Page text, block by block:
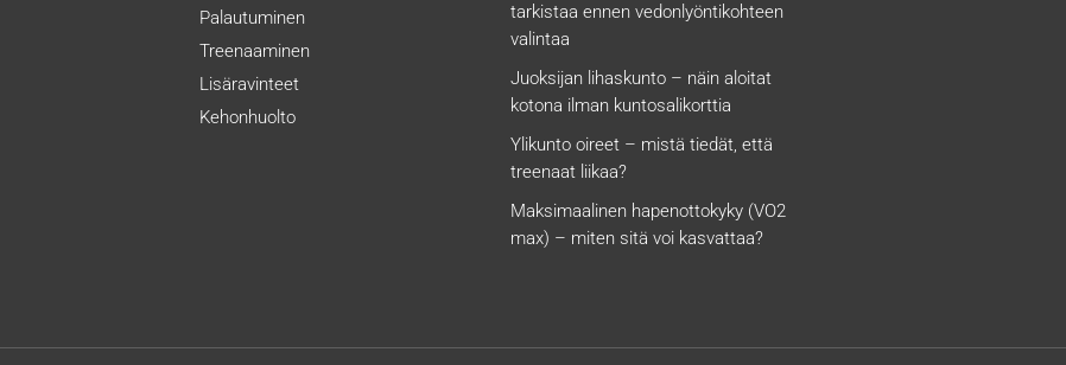
Palautuminen
Treenaaminen
Lisäravinteet
Kehonhuolto
tarkistaa ennen vedonlyöntikohteen
valintaa
Juoksijan lihaskunto – näin aloitat
kotona ilman kuntosalikorttia
Ylikunto oireet – mistä tiedät, että
treenaat liikaa?
Maksimaalinen hapenottokyky (VO2
max) – miten sitä voi kasvattaa?